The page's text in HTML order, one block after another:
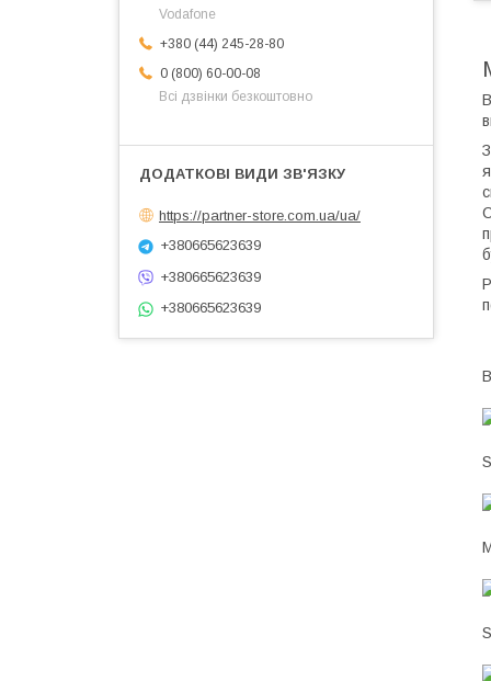
Vodafone
+380 (44) 245-28-80
0 (800) 60-00-08
Всі дзвінки безкоштовно
https://partner-store.com.ua/ua/
+380665623639
+380665623639
+380665623639